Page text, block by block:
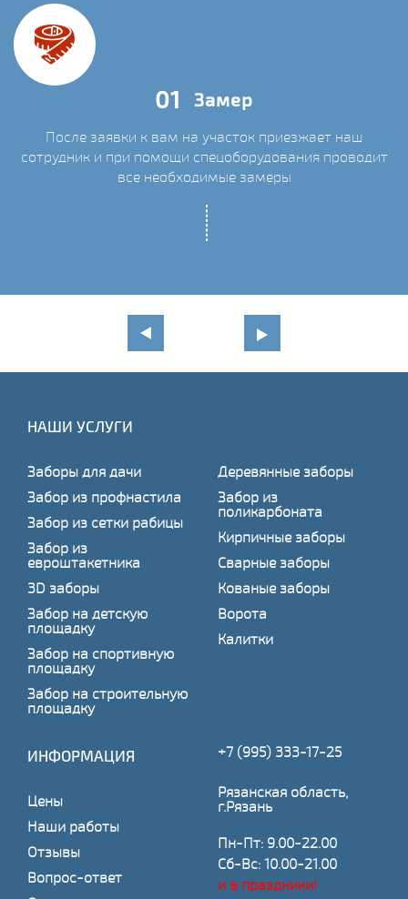
01 Замер
После заявки к вам на участок приезжает наш
сотрудник и при помощи спецоборудования проводит
все необходимые замеры
НАШИ УСЛУГИ
Заборы для дачи
Забор из профнастила
Забор из сетки рабицы
Забор из
евроштакетника
3D заборы
Забор на детскую
площадку
Забор на спортивную
площадку
Забор на строительную
площадку
Деревянные заборы
Забор из
поликарбоната
Кирпичные заборы
Сварные заборы
Кованые заборы
Ворота
Калитки
ИНФОРМАЦИЯ
Цены
Наши работы
Отзывы
Вопрос-ответ
+7 (995) 333-17-25
Рязанская область,
г.Рязань
Пн-Пт: 9.00-22.00
Сб-Вс: 10.00-21.00
и в праздники!